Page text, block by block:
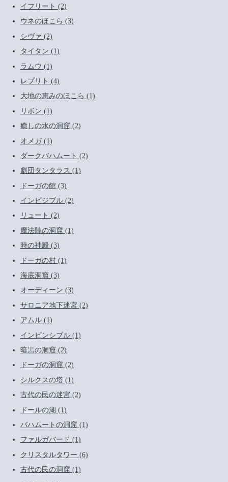
イフリート (2)
ウネのほこら (3)
シヴァ (2)
タイタン (1)
ラムウ (1)
レプリト (4)
大地の恵みのほこら (1)
リボン (1)
癒しの水の洞窟 (2)
オメガ (1)
ダークバハムート (2)
劇団タンタラス (1)
ドーガの館 (3)
インビジブル (2)
リュート (2)
魔法陣の洞窟 (1)
時の神殿 (3)
ドーガの村 (1)
海底洞窟 (3)
オーディーン (3)
サロニア地下迷宮 (2)
アムル (1)
インビンシブル (1)
暗黒の洞窟 (2)
ドーガの洞窟 (2)
シルクスの塔 (1)
古代の民の迷宮 (2)
ドールの湖 (1)
バハムートの洞窟 (1)
ファルガバード (1)
クリスタルタワー (6)
古代の民の洞窟 (1)